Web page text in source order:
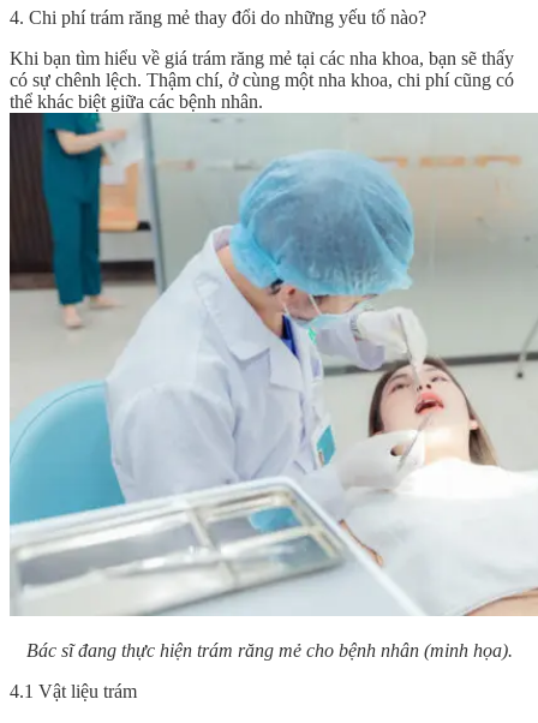
4. Chi phí trám răng mẻ thay đổi do những yếu tố nào?
Khi bạn tìm hiểu về giá trám răng mẻ tại các nha khoa, bạn sẽ thấy
có sự chênh lệch. Thậm chí, ở cùng một nha khoa, chi phí cũng có
thể khác biệt giữa các bệnh nhân.
Bác sĩ đang thực hiện trám răng mẻ cho bệnh nhân (minh họa).
4.1 Vật liệu trám